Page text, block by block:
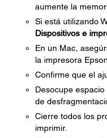
aumente la
Si está utilizando
Dispositivos e
En un Mac,
la impresora Epson.
Confirme que el
Desocupe
de
Cierre todos los
imprimir.